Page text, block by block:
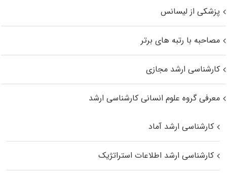
پزشکی از لیسانس
مصاحبه با رتبه های برتر
کارشناسی ارشد مجازی
معرفی گروه علوم انسانی کارشناسی ارشد
کارشناسی ارشد آماد
کارشناسی ارشد اطلاعات استراتژیک